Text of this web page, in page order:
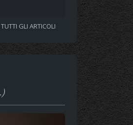
GLI ARTICOLI